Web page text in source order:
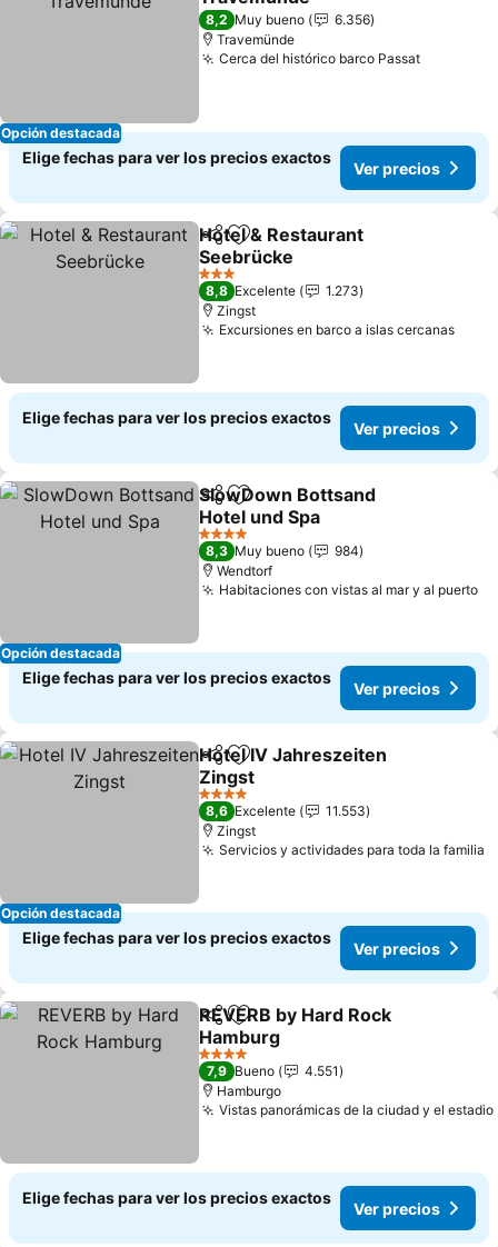
Opción destacada
8,2 Muy bueno
6.356
Travemünde
Cerca del histórico barco Passat
Elige fechas para ver los precios exactos
Ver precios
CompartirAgregar a favoritos
Hotel & Restaurant
Seebrücke
3 Estrellas
8,8 Excelente
1.273
Zingst
Excursiones en barco a islas cercanas
Elige fechas para ver los precios exactos
Ver precios
Opción destacada
CompartirAgregar a favoritos
SlowDown Bottsand
Hotel und Spa
4 Estrellas
8,3 Muy bueno
984
Wendtorf
Habitaciones con vistas al mar y al puerto
Elige fechas para ver los precios exactos
Ver precios
Opción destacada
CompartirAgregar a favoritos
Hotel IV Jahreszeiten
Zingst
4 Estrellas
8,6 Excelente
11.553
Zingst
Servicios y actividades para toda la familia
Elige fechas para ver los precios exactos
Ver precios
CompartirAgregar a favoritos
REVERB by Hard Rock
Hamburg
4 Estrellas
7,9 Bueno
4.551
Hamburgo
Vistas panorámicas de la ciudad y el estadio
Elige fechas para ver los precios exactos
Ver precios